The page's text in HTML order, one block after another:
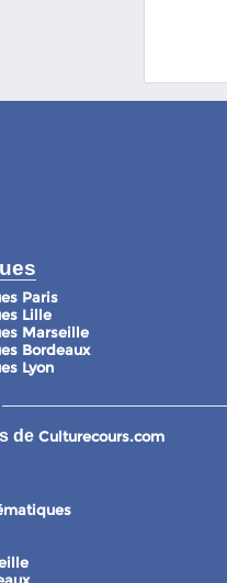
Paris
Lille
Marseille
Bordeaux
Lyon
de Culturecours.com